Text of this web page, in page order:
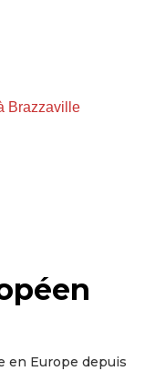
Brazzaville
en Europe depuis